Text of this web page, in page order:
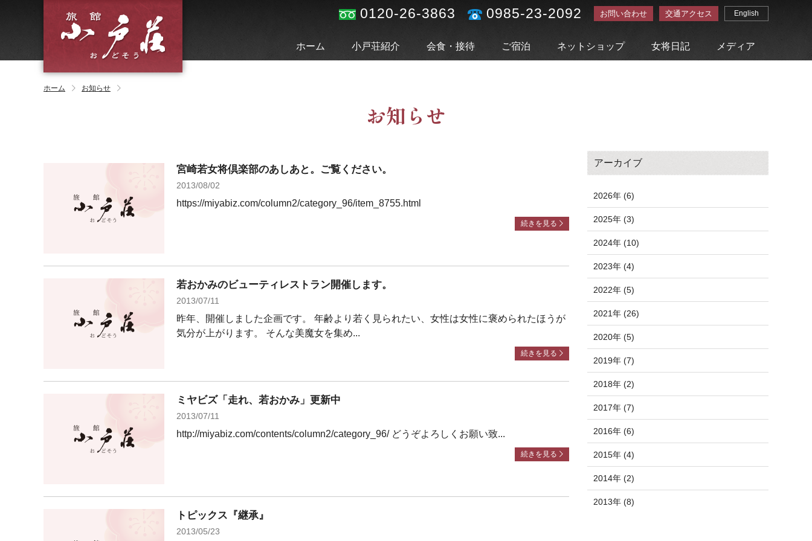
0120-26-3863 0985-23-2092 お問い合わせ 交通アクセス English
ホーム 小戸荘紹介 会食・接待 ご宿泊 ネットショップ 女将日記 メディア
ホーム お知らせ
お知らせ
宮崎若女将倶楽部のあしあと。ご覧ください。
2013/08/02
https://miyabiz.com/column2/category_96/item_8755.html
続きを見る
若おかみのビューティレストラン開催します。
2013/07/11
昨年、開催しました企画です。 年齢より若く見られたい、女性は女性に褒められたほうが
気分が上がります。 そんな美魔女を集め...
続きを見る
ミヤビズ「走れ、若おかみ」更新中
2013/07/11
http://miyabiz.com/contents/column2/category_96/ どうぞよろしくお願い致...
続きを見る
トピックス『継承』
2013/05/23
アーカイブ
2026年 (6)
2025年 (3)
2024年 (10)
2023年 (4)
2022年 (5)
2021年 (26)
2020年 (5)
2019年 (7)
2018年 (2)
2017年 (7)
2016年 (6)
2015年 (4)
2014年 (2)
2013年 (8)